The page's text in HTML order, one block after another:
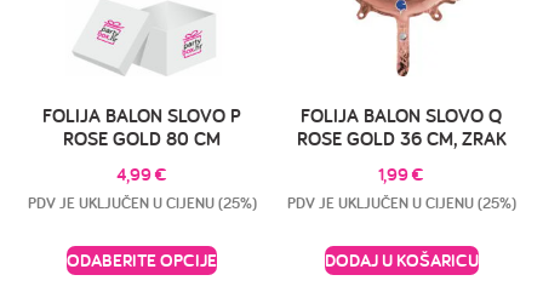
FOLIJA BALON SLOVO P
ROSE GOLD 80 CM
4,99€
PDV JE UKLJUČEN U CIJENU (25%)
ODABERITE OPCIJE
FOLIJA BALON SLOVO Q
ROSE GOLD 36 CM, ZRAK
1,99€
PDV JE UKLJUČEN U CIJENU (25%)
DODAJ U KOŠARICU